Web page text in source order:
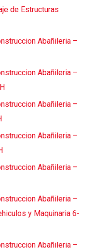
de Estructuras
Abañileria –
Abañileria –
Abañileria –
Abañileria –
Abañileria –
Abañileria –
y Maquinaria 6-
Abañileria –